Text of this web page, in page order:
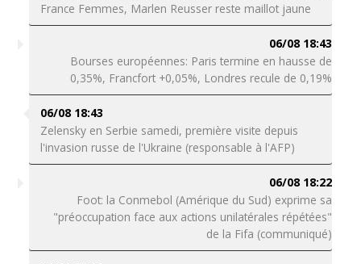
France Femmes, Marlen Reusser reste maillot jaune
06/08 18:43
Bourses européennes: Paris termine en hausse de
0,35%, Francfort +0,05%, Londres recule de 0,19%
06/08 18:43
Zelensky en Serbie samedi, première visite depuis
l'invasion russe de l'Ukraine (responsable à l'AFP)
06/08 18:22
Foot: la Conmebol (Amérique du Sud) exprime sa
"préoccupation face aux actions unilatérales répétées"
de la Fifa (communiqué)